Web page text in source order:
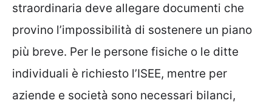
straordinaria deve allegare documenti che
provino l’impossibilità di sostenere un piano
più breve. Per le persone fisiche o le ditte
individuali è richiesto l’ISEE, mentre per
aziende e società sono necessari bilanci,